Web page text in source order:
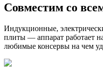
Совместим со
Индукционные,
плиты — аппарат работает
любимые консервы на чем